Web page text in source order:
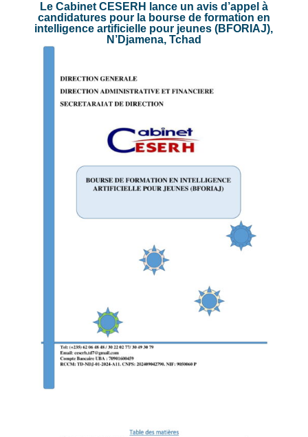
Le Cabinet CESERH lance un avis d’appel à
candidatures pour la bourse de formation en
intelligence artificielle pour jeunes (BFORIAJ),
N’Djamena, Tchad